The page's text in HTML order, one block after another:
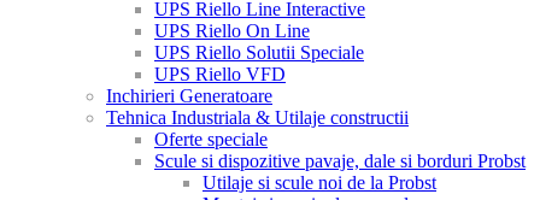
UPS Riello Line Interactive
UPS Riello On Line
UPS Riello Solutii Speciale
UPS Riello VFD
Inchirieri Generatoare
Tehnica Industriala & Utilaje constructii
Oferte speciale
Scule si dispozitive pavaje, dale si borduri Probst
Utilaje si scule noi de la Probst